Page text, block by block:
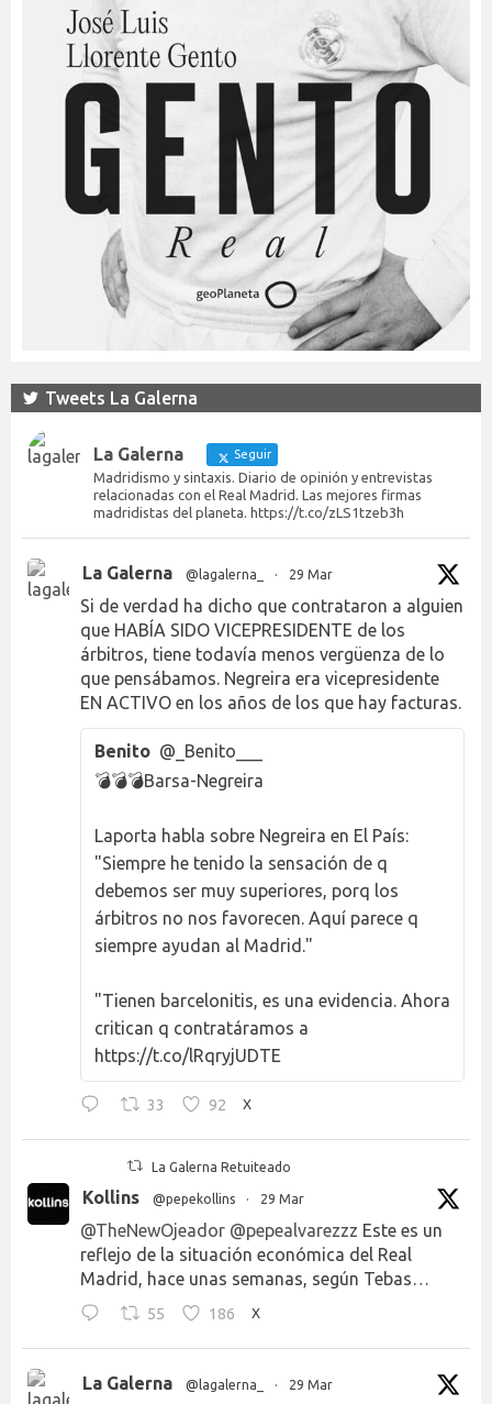
Tweets La Galerna
La Galerna Seguir
Madridismo y sintaxis. Diario de opinión y entrevistas
relacionadas con el Real Madrid. Las mejores firmas
madridistas del planeta. https://t.co/zLS1tzeb3h
La Galerna @lagalerna_ · 29 Mar
Si de verdad ha dicho que contrataron a alguien
que HABÍA SIDO VICEPRESIDENTE de los
árbitros, tiene todavía menos vergüenza de lo
que pensábamos. Negreira era vicepresidente
EN ACTIVO en los años de los que hay facturas.
Benito @_Benito___
💣💣💣Barsa-Negreira
Laporta habla sobre Negreira en El País:
"Siempre he tenido la sensación de q
debemos ser muy superiores, porq los
árbitros no nos favorecen. Aquí parece q
siempre ayudan al Madrid."
"Tienen barcelonitis, es una evidencia. Ahora
critican q contratáramos a
https://t.co/lRqryjUDTE
33 92 X
La Galerna Retuiteado
Kollins @pepekollins · 29 Mar
@TheNewOjeador @pepealvarezzz Este es un
reflejo de la situación económica del Real
Madrid, hace unas semanas, según Tebas…
55 186 X
La Galerna @lagalerna_ · 29 Mar